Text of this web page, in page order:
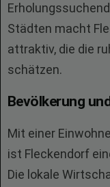
Städten macht
attraktiv, die die
schätzen.
Bevölkerung
Mit einer
ist Fleckendorf
Die lokale